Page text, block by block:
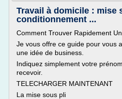
Travail à domicile : mise
conditionnement ...
Comment Trouver Rapidement
Je vous offre ce guide pour vous
une idée de business.
Indiquez simplement votre
recevoir.
TELECHARGER MAINTENANT
La mise sous pli